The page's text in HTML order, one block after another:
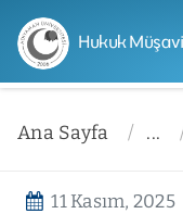
Hukuk
Ana Sayfa ...
11 Kasım, 2025